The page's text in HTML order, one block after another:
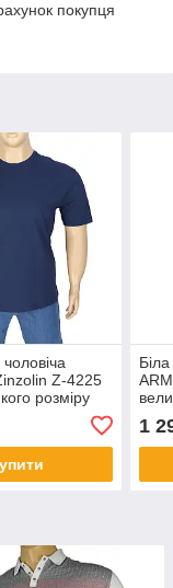
покупця
Z-4225
розміру
1